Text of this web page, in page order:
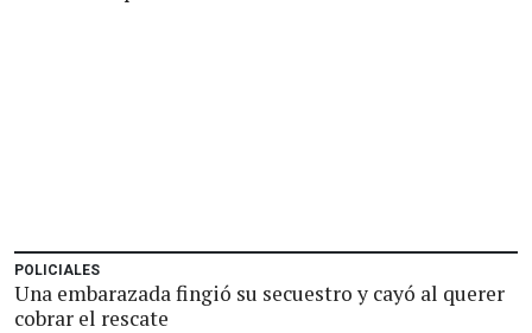
POLICIALES
Una embarazada fingió su secuestro y cayó al querer
cobrar el rescate